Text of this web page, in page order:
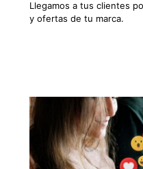
Llegamos a tus clientes
y ofertas de tu marca.